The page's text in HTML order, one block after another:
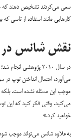
سعی می‌کردند تشخیص دهند که چه
کارهایی مانند استفاده از تاسی
نقش شانس در
در سال ۲۰۱۰ پژوهشی
می‌آورد، احتمال انداختن توپ
موجب این مسئله نشده است. بلکه
می‌کنید. وقتی فکر کنید که این
خواهید کرد.»
به‌علاوه شانس می‌تواند موجب